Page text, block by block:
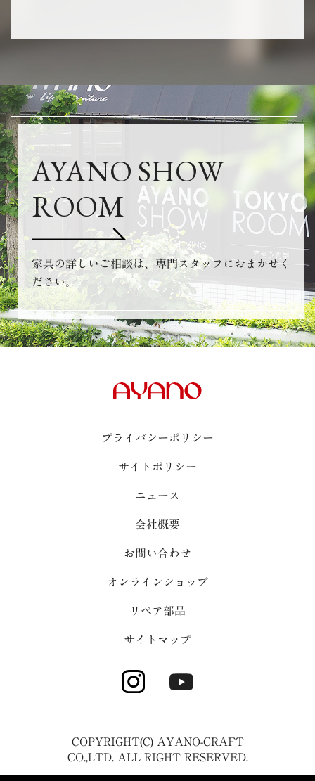
AYANO SHOW
ROOM
家具の詳しいご相談は、専門スタッフにおまかせく
ださい。
プライバシーポリシー
サイトポリシー
ニュース
会社概要
お問い合わせ
オンラインショップ
リペア部品
サイトマップ
COPYRIGHT(C) AYANO-CRAFT
CO.,LTD. ALL RIGHT RESERVED.